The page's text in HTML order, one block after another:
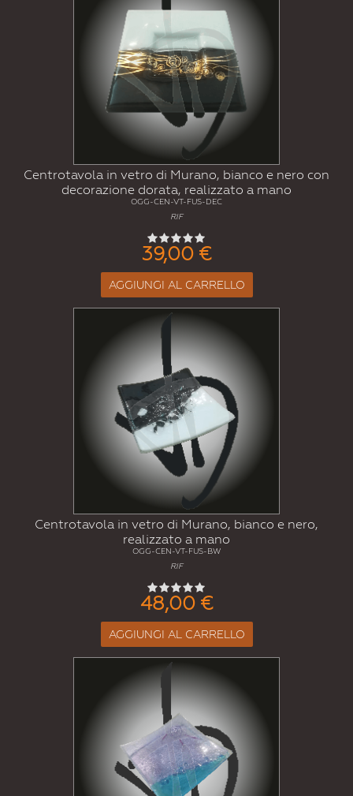
Centrotavola in vetro di Murano, bianco e nero con
decorazione dorata, realizzato a mano
OGG-CEN-VT-FUS-DEC
RIF
39,00 €
AGGIUNGI AL CARRELLO
Centrotavola in vetro di Murano, bianco e nero,
realizzato a mano
OGG-CEN-VT-FUS-BW
RIF
48,00 €
AGGIUNGI AL CARRELLO